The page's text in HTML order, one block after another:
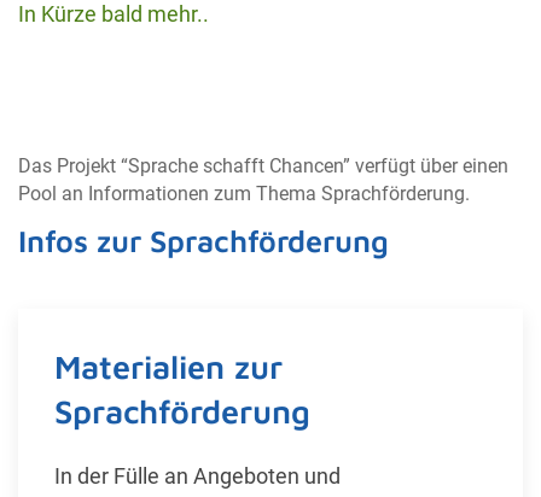
In Kürze bald mehr..
Das Projekt “Sprache schafft Chancen” verfügt über einen
Pool an Informationen zum Thema Sprachförderung.
Infos zur Sprachförderung
Materialien zur
Sprachförderung
In der Fülle an Angeboten und